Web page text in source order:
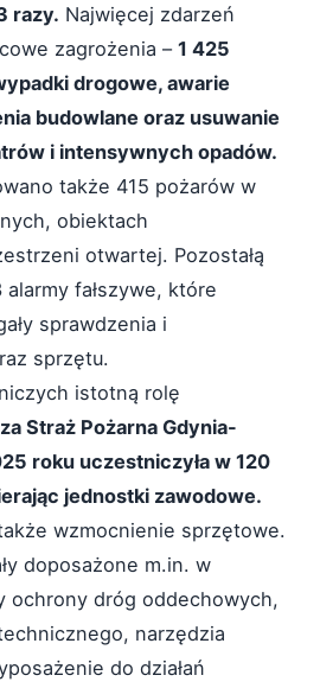
razy. Najwięcej zdarzeń
zagrożenia – 1 425
drogowe, awarie
budowlane oraz usuwanie
i intensywnych opadów.
także 415 pożarów w
obiektach
otwartej. Pozostałą
fałszywe, które
sprawdzenia i
sprzętu.
istotną rolę
Straż Pożarna Gdynia-
roku uczestniczyła w 120
jednostki zawodowe.
wzmocnienie sprzętowe.
doposażone m.in. w
ochrony dróg oddechowych,
narzędzia
do działań